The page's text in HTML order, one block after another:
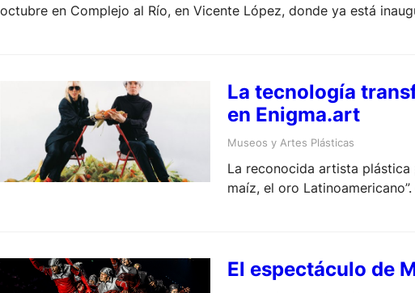
octubre en Complejo al Río, en Vicente López, donde ya está
La tecnología
en Enigma.art
Museos y Artes Plásticas
La reconocida artista
maíz, el oro
El espectáculo de